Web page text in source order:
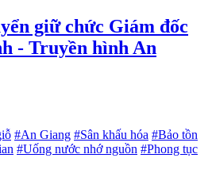
giữ chức Giám đốc
- Truyền hình An
#An Giang #Sân khấu hóa #Bảo tồn
#Uống nước nhớ nguồn #Phong tục